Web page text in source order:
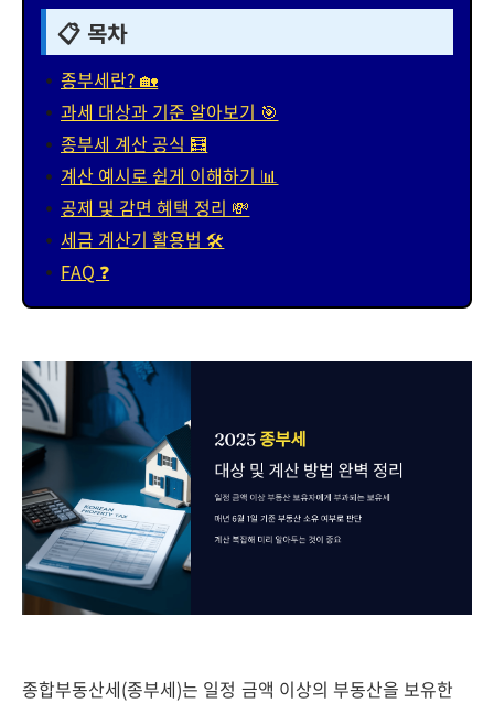
📋 목차
종부세란? 🏡
과세 대상과 기준 알아보기 🎯
종부세 계산 공식 🧮
계산 예시로 쉽게 이해하기 📊
공제 및 감면 혜택 정리 💸
세금 계산기 활용법 🛠️
FAQ ❓
종합부동산세(종부세)는 일정 금액 이상의 부동산을 보유한